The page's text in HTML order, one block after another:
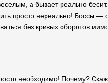
а бывает реально
просто нереально! Боссы
без кривых оборотов
необходимо! Почему?